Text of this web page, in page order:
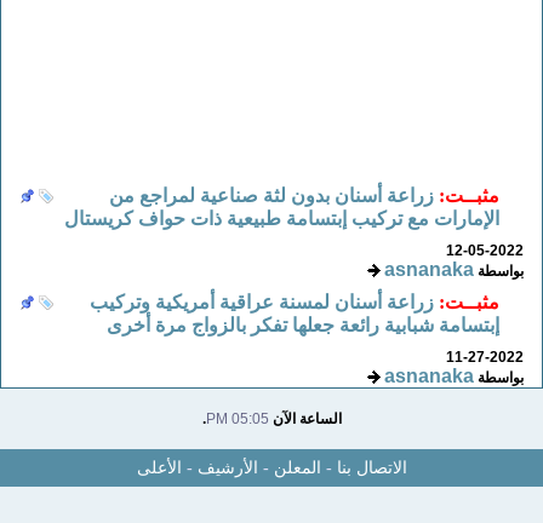
مثبــت: زراعة أسنان بدون لثة صناعية لمراجع من
الإمارات مع تركيب إبتسامة طبيعية ذات حواف كريستال
12-05-2022
بواسطةasnanaka
مثبــت: زراعة أسنان لمسنة عراقية أمريكية وتركيب
إبتسامة شبابية رائعة جعلها تفكر بالزواج مرة أخرى
11-27-2022
بواسطةasnanaka
الساعة الآن05:05 PM
.
الاتصال بنا-المعلن-الأرشيف -الأعلى